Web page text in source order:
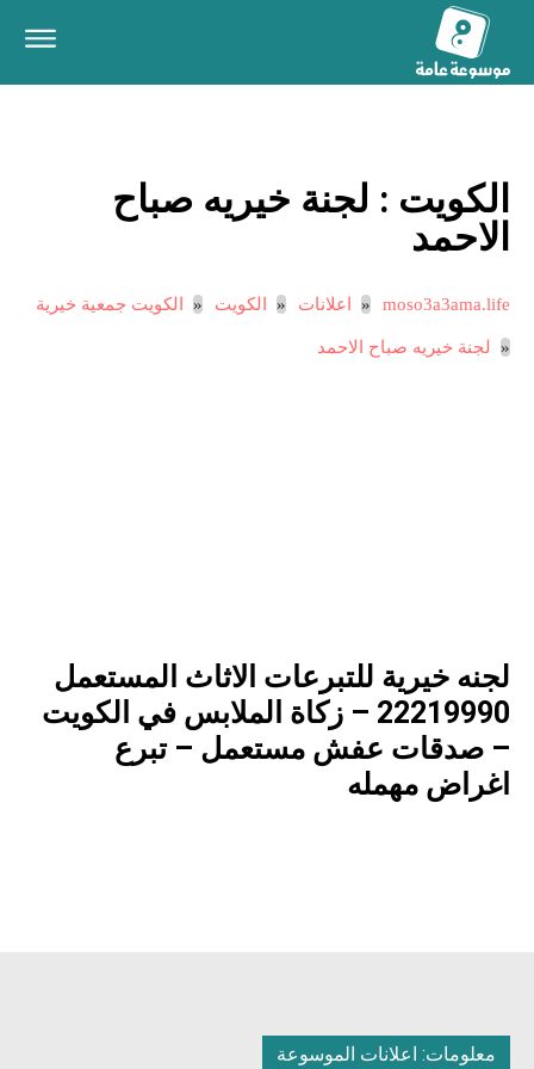
الكويت : لجنة خيريه صباح
الاحمد
moso3a3ama.life اعلانات الكويت الكويت جمعية خيرية
لجنة خيريه صباح الاحمد
لجنه خيرية للتبرعات الاثاث المستعمل
22219990 – زكاة الملابس في الكويت
– صدقات عفش مستعمل – تبرع
اغراض مهمله
معلومات: اعلانات الموسوعة